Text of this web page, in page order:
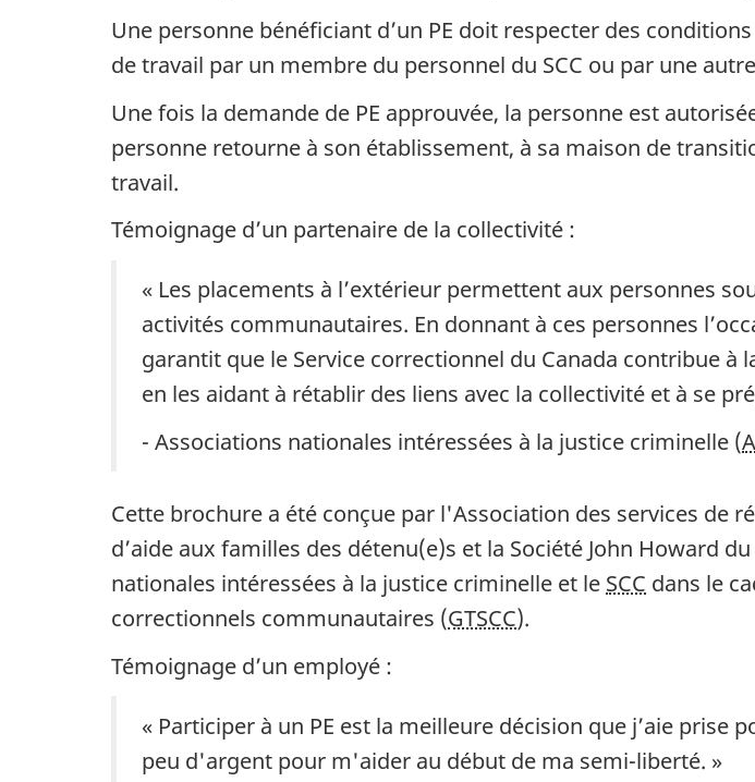
Une personne bénéficiant d’un PE doit respecter des
de travail par un membre du personnel du SCC ou par une
Une fois la demande de PE approuvée, la personne est
personne retourne à son établissement, à sa maison de
travail.
Témoignage d’un partenaire de la collectivité :
« Les placements à l’extérieur permettent aux personnes
activités communautaires. En donnant à ces personnes
garantit que le Service correctionnel du Canada contribue
en les aidant à rétablir des liens avec la collectivité et à se
- Associations nationales intéressées à la justice criminelle (
Cette brochure a été conçue par l'Association des services de
d’aide aux familles des détenu(e)s et la Société John Howard
nationales intéressées à la justice criminelle et le SCC dans le
correctionnels communautaires (GTSCC).
Témoignage d’un employé :
« Participer à un PE est la meilleure décision que j’aie prise
peu d'argent pour m'aider au début de ma semi-liberté. »